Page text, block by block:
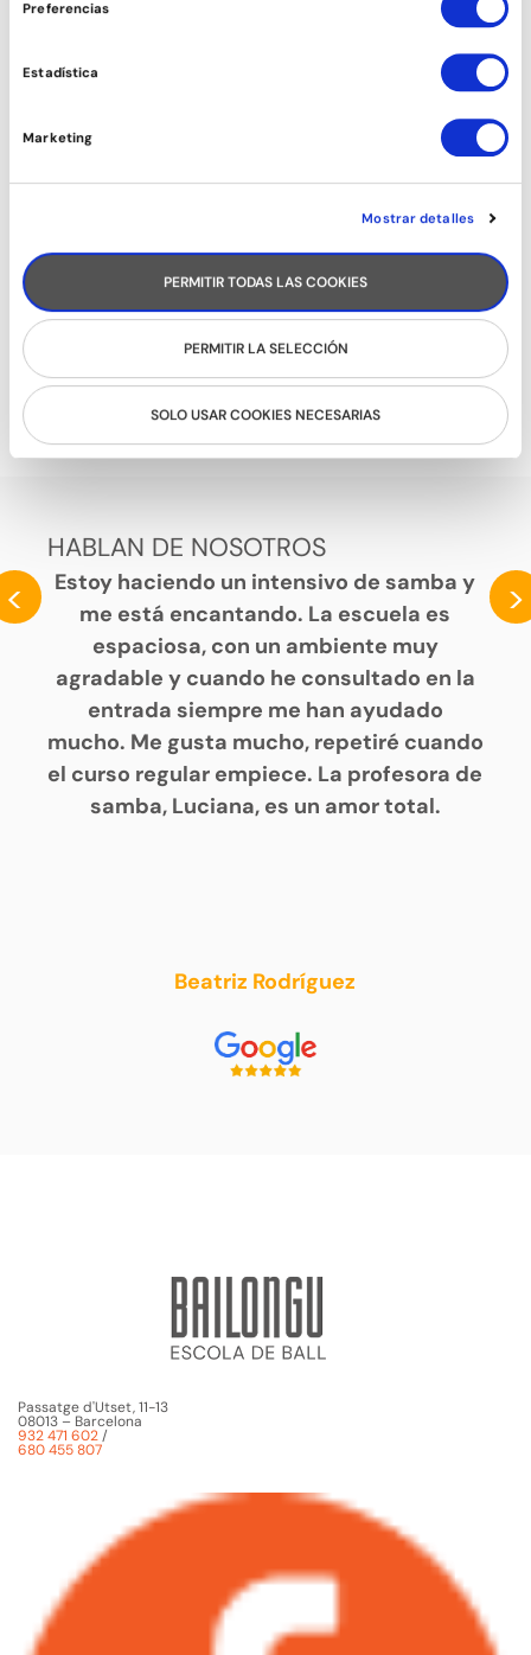
Preferencias
Estadística
Marketing
Mostrar detalles
PERMITIR TODAS LAS COOKIES
PERMITIR LA SELECCIÓN
SOLO USAR COOKIES NECESARIAS
RUEDA CUBANA
HABLAN DE NOSOTROS
<
Estoy haciendo un intensivo de samba y
me está encantando. La escuela es
espaciosa, con un ambiente muy
agradable y cuando he consultado en la
entrada siempre me han ayudado
mucho. Me gusta mucho, repetiré cuando
el curso regular empiece. La profesora de
samba, Luciana, es un amor total.
Beatriz Rodríguez
>
Passatge d'Utset, 11-13
08013 – Barcelona
932 471 602/
680 455 807